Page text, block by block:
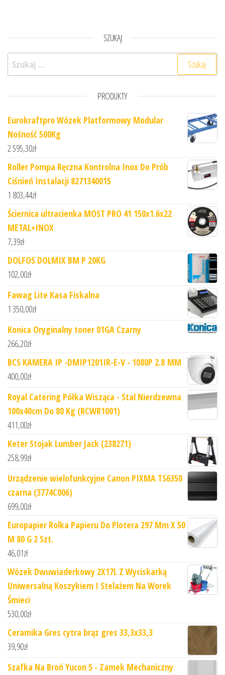
SZUKAJ
Szukaj:
PRODUKTY
Eurokraftpro Wózek Platformowy Modular
Nośność 500Kg
2 595,30zł
Roller Pompa Ręczna Kontrolna Inox Do Prób
Ciśnień Instalacji 8271340015
1 803,44zł
Ściernica ultracienka MOST PRO 41 150x1.6x22
METAL+INOX
7,39zł
DOLFOS DOLMIX BM P 20KG
102,00zł
Fawag Lite Kasa Fiskalna
1 350,00zł
Konica Oryginalny toner 01GA Czarny
266,20zł
BCS KAMERA IP -DMIP1201IR-E-V - 1080P 2.8 MM
400,00zł
Royal Catering Półka Wisząca - Stal Nierdzewna
100x40cm Do 80 Kg (RCWR1001)
411,00zł
Keter Stojak Lumber Jack (238271)
258,99zł
Urządzenie wielofunkcyjne Canon PIXMA TS6350
czarna (3774C006)
699,00zł
Europapier Rolka Papieru Do Plotera 297 Mm X 50
M 80 G 2 Szt.
46,01zł
Wózek Dwuwiaderkowy 2X17L Z Wyciskarką
Uniwersalną Koszykiem I Stelażem Na Worek
Śmieci
530,00zł
Ceramika Gres cytra brąz gres 33,3x33,3
39,90zł
Szafka Na Broń Yucon 5 - Zamek Mechaniczny